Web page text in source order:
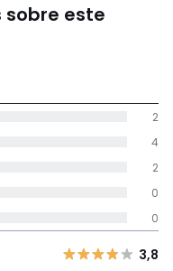
sobre este
preço
3,8
0
0
2
4
2
3,8